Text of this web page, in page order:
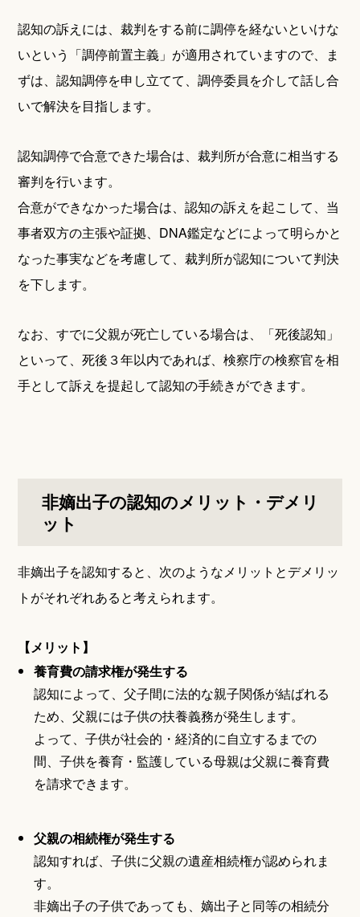
認知の訴えには、裁判をする前に調停を経ないといけな
いという「調停前置主義」が適用されていますので、ま
ずは、認知調停を申し立てて、調停委員を介して話し合
いで解決を目指します。
認知調停で合意できた場合は、裁判所が合意に相当する
審判を行います。
合意ができなかった場合は、認知の訴えを起こして、当
事者双方の主張や証拠、DNA鑑定などによって明らかと
なった事実などを考慮して、裁判所が認知について判決
を下します。
なお、すでに父親が死亡している場合は、「死後認知」
といって、死後３年以内であれば、検察庁の検察官を相
手として訴えを提起して認知の手続きができます。
非嫡出子の認知のメリット・デメリ
ット
非嫡出子を認知すると、次のようなメリットとデメリッ
トがそれぞれあると考えられます。
【メリット】
養育費の請求権が発生する
認知によって、父子間に法的な親子関係が結ばれる
ため、父親には子供の扶養義務が発生します。
よって、子供が社会的・経済的に自立するまでの
間、子供を養育・監護している母親は父親に養育費
を請求できます。
父親の相続権が発生する
認知すれば、子供に父親の遺産相続権が認められま
す。
非嫡出子の子供であっても、嫡出子と同等の相続分